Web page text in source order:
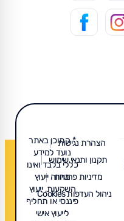
* התוכן באתר
נועד למידע
כללי בלבד ואינו
מהווה ייעוץ
השקעות, ייעוץ
פיננסי או תחליף
לייעוץ אישי
הצהרת נגישות
תקנון ותנאי שימוש
מדיניות פרטיות
ניהול העדפות Cookies